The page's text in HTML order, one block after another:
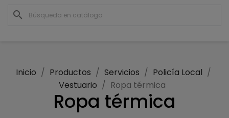
search
Inicio Productos Servicios
Policía Local
Vestuario
Ropa térmica
Ropa térmica